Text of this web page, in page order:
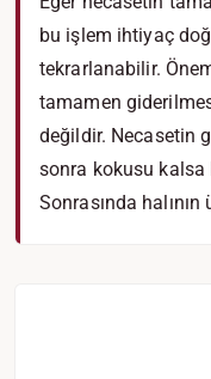
bu işlem ihtiyaç
tekrarlanabilir.
tamamen
değildir. Necasetin
sonra kokusu
Sonrasında